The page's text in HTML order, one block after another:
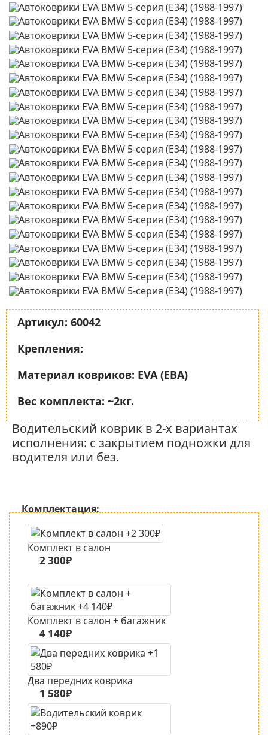
Артикул: 60042
Крепления:
Материал ковриков: EVA (ЕВА)
Вес комплекта: ~2кг.
Водительский коврик в 2-х вариантах
исполнения: с закрытием подножки для
водителя или без.
Комплектация:
Комплект в салон
2 300₽
Комплект в салон + багажник
4 140₽
Два передних коврика
1 580₽